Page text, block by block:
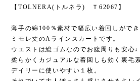
【TOLNERA(トルネラ) Ｔ62067】
薄手の綿100％素材で幅広い着回しがで
ミモレ丈のAラインスカートです。
ウエストは総ゴムなのでお腹周りも安心♩
柔らかくカジュアルな着回しも効く裏毛
デイリーに使いやすい１枚。